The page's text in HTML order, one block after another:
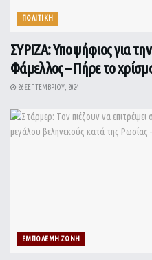
ΠΟΛΙΤΙΚΗ
ΣΥΡΙΖΑ: Υποψήφιος για
Φάμελλος – Πήρε το
26 ΣΕΠΤΕΜΒΡΊΟΥ, 2024
ΕΜΠΟΛΕΜΗ ΖΩΝΗ